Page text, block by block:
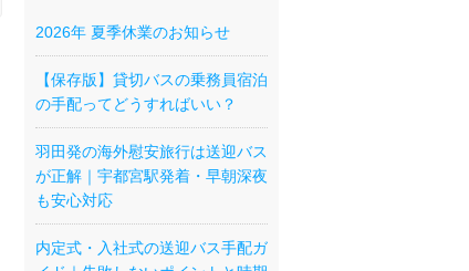
2026年 夏季休業のお知らせ
【保存版】貸切バスの乗務員宿泊
の手配ってどうすればいい？
羽田発の海外慰安旅行は送迎バス
が正解｜宇都宮駅発着・早朝深夜
も安心対応
内定式・入社式の送迎バス手配ガ